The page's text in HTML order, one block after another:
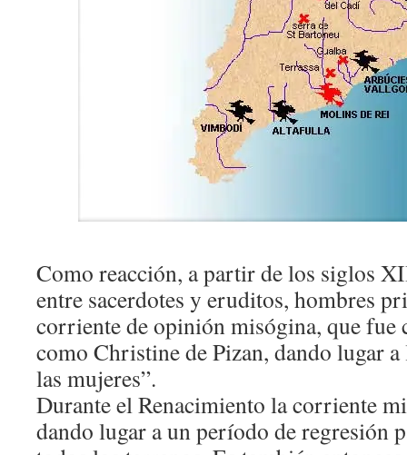
Como reacción, a partir de los siglos
entre sacerdotes y eruditos, hombres
corriente de opinión misógina, que fue
como Christine de Pizan, dando lugar
las mujeres”.
Durante el Renacimiento la corriente
dando lugar a un período de regresión